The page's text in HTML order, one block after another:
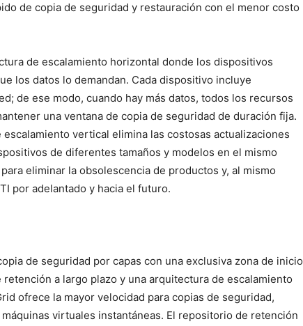
de copia de seguridad y restauración con el menor costo
de escalamiento horizontal donde los dispositivos
los datos lo demandan. Cada dispositivo incluye
de ese modo, cuando hay más datos, todos los recursos
una ventana de copia de seguridad de duración fija.
vertical elimina las costosas actualizaciones
de diferentes tamaños y modelos en el mismo
eliminar la obsolescencia de productos y, al mismo
por adelantado y hacia el futuro.
de seguridad por capas con una exclusiva zona de inicio
a largo plazo y una arquitectura de escalamiento
ofrece la mayor velocidad para copias de seguridad,
virtuales instantáneas. El repositorio de retención